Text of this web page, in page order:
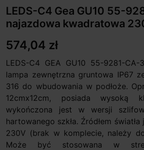
LEDS-C4 Gea GU10 55-
najazdowa kwadratowa
574,04 zł
LEDS-C4 GEA GU10 55-9281-
lampa zewnętrzna gruntowa IP67
316 do wbudowania w podłoże.
12cmx12cm, posiada wysoką
wykończona jest w wersji
hartowanego szkła. Źródłem
230V (brak w komplecie, należy
Może być stosowana w